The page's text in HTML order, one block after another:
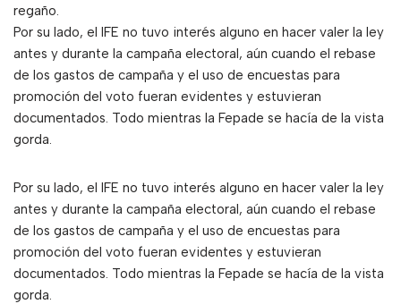
regaño.
Por su lado, el IFE no tuvo interés alguno en hacer valer la ley
antes y durante la campaña electoral, aún cuando el rebase
de los gastos de campaña y el uso de encuestas para
promoción del voto fueran evidentes y estuvieran
documentados. Todo mientras la Fepade se hacía de la vista
gorda.
Por su lado, el IFE no tuvo interés alguno en hacer valer la ley
antes y durante la campaña electoral, aún cuando el rebase
de los gastos de campaña y el uso de encuestas para
promoción del voto fueran evidentes y estuvieran
documentados. Todo mientras la Fepade se hacía de la vista
gorda.